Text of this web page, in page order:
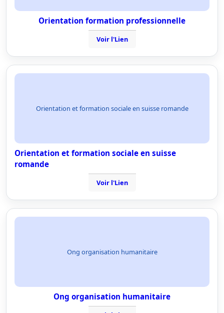
Orientation formation professionnelle
Voir l'Lien
Orientation et formation sociale en suisse romande
Orientation et formation sociale en suisse
romande
Voir l'Lien
Ong organisation humanitaire
Ong organisation humanitaire